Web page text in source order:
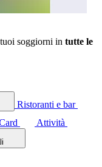
soggiorni in tutte le
Ristoranti e bar
Attività